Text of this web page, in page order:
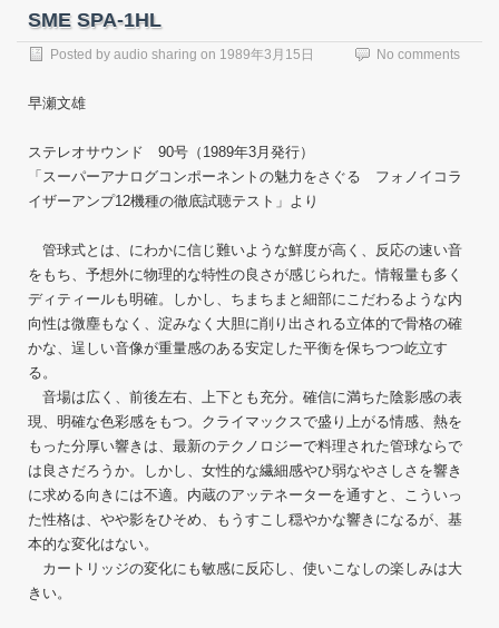
SME SPA-1HL
Posted by audio sharing on 1989年3月15日 No comments
早瀬文雄
ステレオサウンド 90号（1989年3月発行）
「スーパーアナログコンポーネントの魅力をさぐる フォノイコラ
イザーアンプ12機種の徹底試聴テスト」より
管球式とは、にわかに信じ難いような鮮度が高く、反応の速い音
をもち、予想外に物理的な特性の良さが感じられた。情報量も多く
ディティールも明確。しかし、ちまちまと細部にこだわるような内
向性は微塵もなく、淀みなく大胆に削り出される立体的で骨格の確
かな、逞しい音像が重量感のある安定した平衡を保ちつつ屹立す
る。
音場は広く、前後左右、上下とも充分。確信に満ちた陰影感の表
現、明確な色彩感をもつ。クライマックスで盛り上がる情感、熱を
もった分厚い響きは、最新のテクノロジーで料理された管球ならで
は良さだろうか。しかし、女性的な繊細感やひ弱なやさしさを響き
に求める向きには不適。内蔵のアッテネーターを通すと、こういっ
た性格は、やや影をひそめ、もうすこし穏やかな響きになるが、基
本的な変化はない。
カートリッジの変化にも敏感に反応し、使いこなしの楽しみは大
きい。